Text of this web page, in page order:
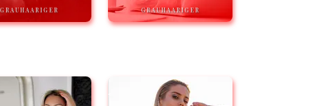
GRAUHAARIGER GRAUHAARIGER